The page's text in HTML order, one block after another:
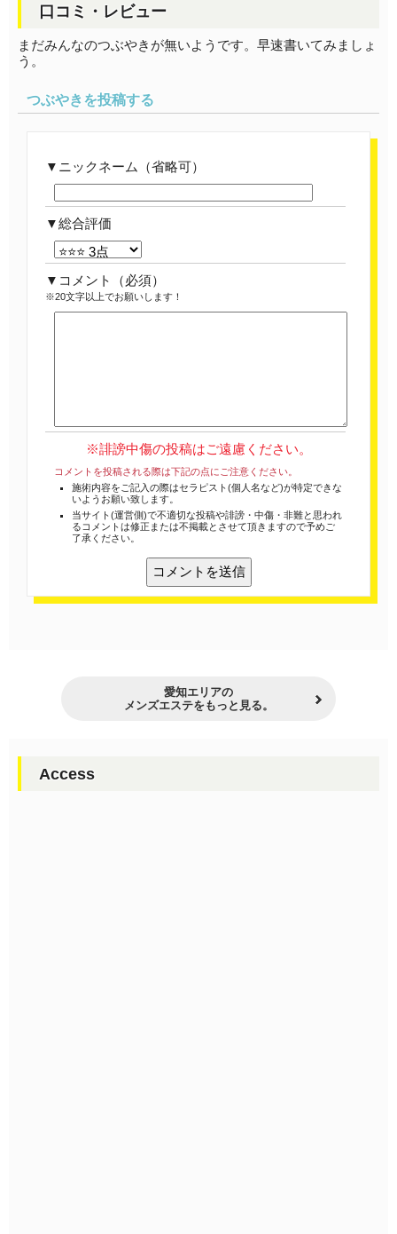
口コミ・レビュー
まだみんなのつぶやきが無いようです。早速書いてみましょ
う。
つぶやきを投稿する
ニックネーム（省略可）
総合評価
コメント （必須）
※20文字以上でお願いします！
※誹謗中傷の投稿はご遠慮ください。
コメントを投稿される際は下記の点にご注意ください。
施術内容をご記入の際はセラピスト(個人名など)が特定できな
いようお願い致します。
当サイト(運営側)で不適切な投稿や誹謗・中傷・非難と思われ
るコメントは修正または不掲載とさせて頂きますので予めご
了承ください。
愛知エリアの
メンズエステをもっと見る。
Access